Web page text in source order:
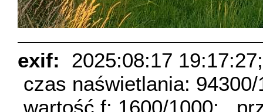
exif:
2025:08:17 19:17:27;
czas naświetlania:
wartość f: 1600/1000;